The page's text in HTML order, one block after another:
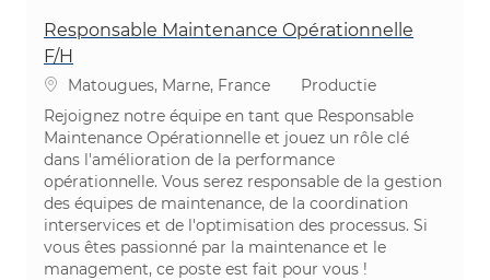
Responsable Maintenance Opérationnelle
F/H
PlaatsMatougues, Marne, France Categorie
Productie
Rejoignez notre équipe en tant que Responsable
Maintenance Opérationnelle et jouez un rôle clé
dans l'amélioration de la performance
opérationnelle. Vous serez responsable de la gestion
des équipes de maintenance, de la coordination
interservices et de l'optimisation des processus. Si
vous êtes passionné par la maintenance et le
management, ce poste est fait pour vous !